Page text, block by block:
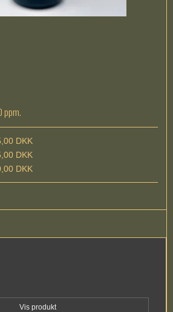
ppm.
DKK
DKK
DKK
Vis produkt